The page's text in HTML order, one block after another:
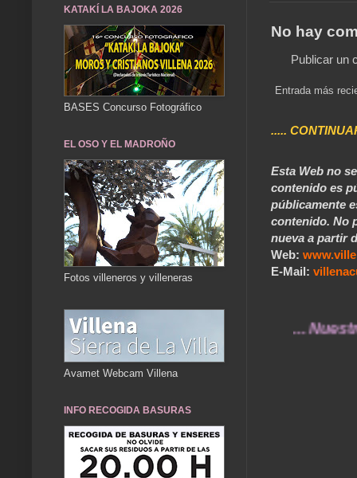
No hay
Publicar un
Entrada más
.....
Esta Web no
contenido es
públicamente
contenido. No
nueva a partir
Web:
E-Mail:
... Nuestros
KATAKÍ LA BAJOKA 2026
BASES Concurso Fotográfico
EL OSO Y EL MADROÑO
Fotos villeneros y villeneras
Avamet Webcam Villena
INFO RECOGIDA BASURAS